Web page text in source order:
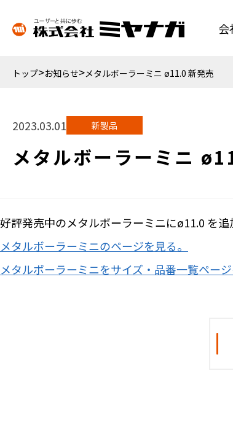
会
トップ お知らせ メタルボーラーミニ ø11.0 新発売
2023.03.01 新製品
メタルボーラーミニ
好評発売中のメタルボーラーミニにø11.0 を追
メタルボーラーミニのページを見る。
メタルボーラーミニをサイズ・品番一覧ページ